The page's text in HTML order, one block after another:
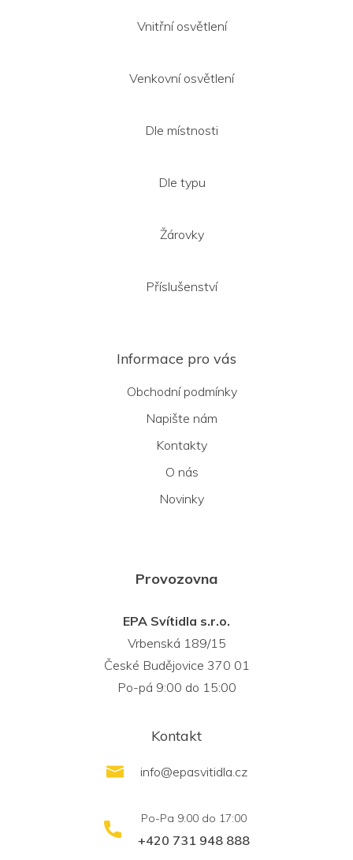
Vnitřní osvětlení
Venkovní osvětlení
Dle místnosti
Dle typu
Žárovky
Příslušenství
Informace pro vás
Obchodní podmínky
Napište nám
Kontakty
O nás
Novinky
Provozovna
EPA Svítidla s.r.o.
Vrbenská 189/15
České Budějovice 370 01
Po-pá 9:00 do 15:00
Kontakt
info@epasvitidla.cz
+420 731 948 888